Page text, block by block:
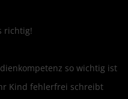
richtig!
so wichtig ist
Kind fehlerfrei schreibt